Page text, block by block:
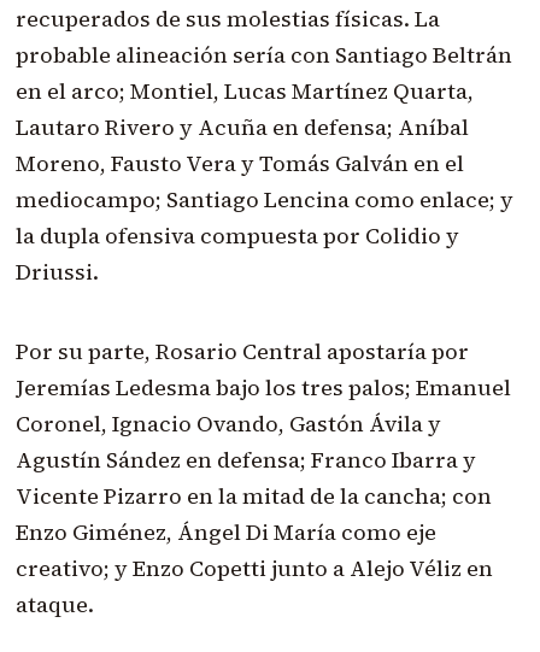
recuperados de sus molestias físicas. La
probable alineación sería con Santiago Beltrán
en el arco; Montiel, Lucas Martínez Quarta,
Lautaro Rivero y Acuña en defensa; Aníbal
Moreno, Fausto Vera y Tomás Galván en el
mediocampo; Santiago Lencina como enlace; y
la dupla ofensiva compuesta por Colidio y
Driussi.
Por su parte, Rosario Central apostaría por
Jeremías Ledesma bajo los tres palos; Emanuel
Coronel, Ignacio Ovando, Gastón Ávila y
Agustín Sández en defensa; Franco Ibarra y
Vicente Pizarro en la mitad de la cancha; con
Enzo Giménez, Ángel Di María como eje
creativo; y Enzo Copetti junto a Alejo Véliz en
ataque.